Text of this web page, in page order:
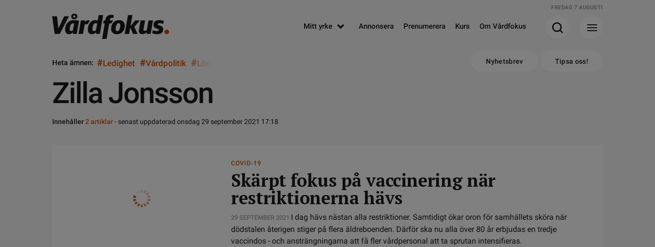
FREDAG 7 AUGUSTI
Mitt yrke Annonsera Prenumerera Kurs Om Vårdfokus
Heta ämnen: #Ledighet #Vårdpolitik #Lön Nyhetsbrev Tipsa oss!
Zilla Jonsson
Innehåller2 artiklar- senast uppdaterad onsdag 29 september 2021 17:18
COVID-19
Skärpt fokus på vaccinering när
restriktionerna hävs
29 SEPTEMBER 2021 I dag hävs nästan alla restriktioner. Samtidigt ökar oron för samhällets sköra när
dödstalen återigen stiger på flera äldreboenden. Därför ska nu alla över 80 år erbjudas en tredje
vaccindos - och ansträngningarna att få fler vårdpersonal att ta sprutan intensifieras.